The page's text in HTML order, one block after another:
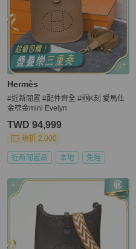
Hermès
#近新閒置 #配件齊全 #🆕K刻 愛馬仕
金棕金mini Evelyn
TWD 94,999
現折 2,000
近新閒置品 本地 免運